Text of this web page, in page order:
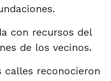
con recursos del
de los vecinos.
calles reconocieron